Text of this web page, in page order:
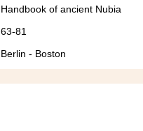
Handbook of ancient Nubia
63-81
Berlin - Boston